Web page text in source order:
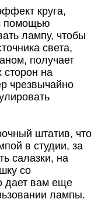
круга,
помощью
лампу, чтобы
света,
получает
сторон на
чрезвычайно
штатив, что
в студии, за
салазки, на
со
дает вам еще
лампы.